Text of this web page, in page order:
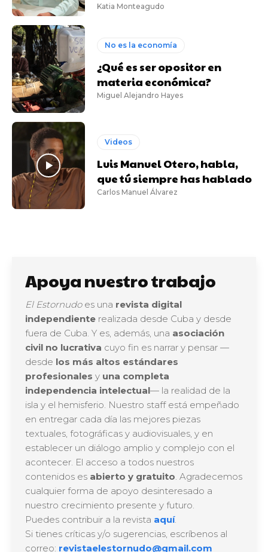
Katia Monteagudo
No es la economía
¿Qué es ser opositor en
materia económica?
Miguel Alejandro Hayes
Videos
Luis Manuel Otero, habla,
que tú siempre has hablado
Carlos Manuel Álvarez
Apoya nuestro trabajo
El Estornudoes una revista digital
independiente realizada desde Cuba y desde
fuera de Cuba. Y es, además, una asociación
civil no lucrativa cuyo fin es narrar y pensar —
desde los más altos estándares
profesionales y una completa
independencia intelectual— la realidad de la
isla y el hemisferio. Nuestro staff está empeñado
en entregar cada día las mejores piezas
textuales, fotográficas y audiovisuales, y en
establecer un diálogo amplio y complejo con el
acontecer. El acceso a todos nuestros
contenidos es abierto y gratuito. Agradecemos
cualquier forma de apoyo desinteresado a
nuestro crecimiento presente y futuro.
Puedes contribuir a la revista aquí.
Si tienes críticas y/o sugerencias, escríbenos al
correo: revistaelestornudo@gmail.com